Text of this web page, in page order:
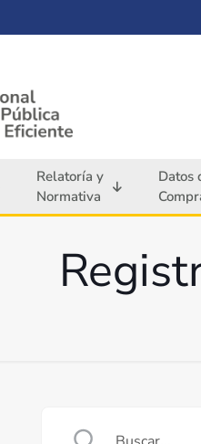
Relatoría y
Normativa
Datos